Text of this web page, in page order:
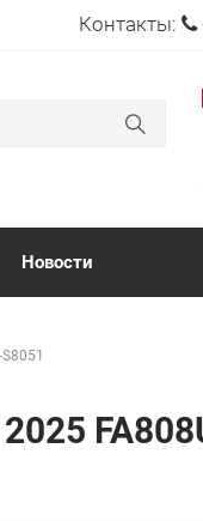
Контакты:
Новости